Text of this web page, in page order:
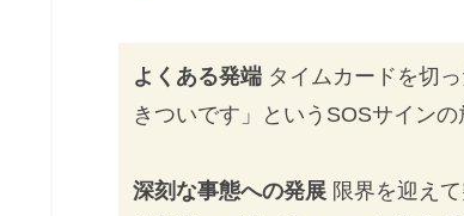
よくある発端 タイムカードを切
きついです」というSOSサインの
深刻な事態への発展 限界を迎え